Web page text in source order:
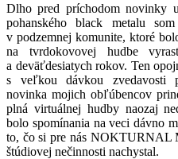
Dlho pred príchodom novinky
pohanského black metalu
v podzemnej komunite, ktoré
na tvrdokovovej hudbe
a deväťdesiatych rokov. Ten
s veľkou dávkou zvedavosti
novinka mojich obľúbencov
plná virtuálnej hudby naozaj
bolo spomínania na veci dávno
to, čo si pre nás NOKTURNAL
štúdiovej nečinnosti nachystal.